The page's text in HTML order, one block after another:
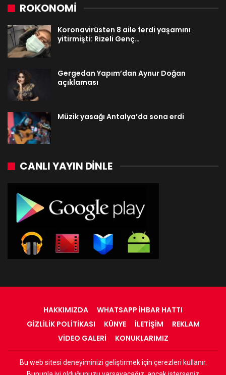
ROKONOMİ
Koronavirüsten 8 aile ferdi yaşamını
yitirmişti: Rizeli Genç…
Gergedan Yapım’dan Aynur Doğan
açıklaması
Müzik yasağı Antalya’da sona erdi
CANLI YAYIN DINLE
HAKKIMIZDA
WHATSAPP İHBAR HATTI
GIZLILIK POLITIKASI
KÜNYE İLETIŞIM
REKLAM
VIDEO GALERI
KONUKLARIMIZ
© 2022 - RadyOrinal - Tüm Hakları Saklıdır
Bu web sitesi deneyiminizi geliştirmek için çerezleri kullanır.